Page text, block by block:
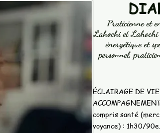
Praticienne et
Lahochi et Lahochi
énergétique et
personnel,
ÉCLAIRAGE DE
compris santé
voyance) : 1h30/90e.